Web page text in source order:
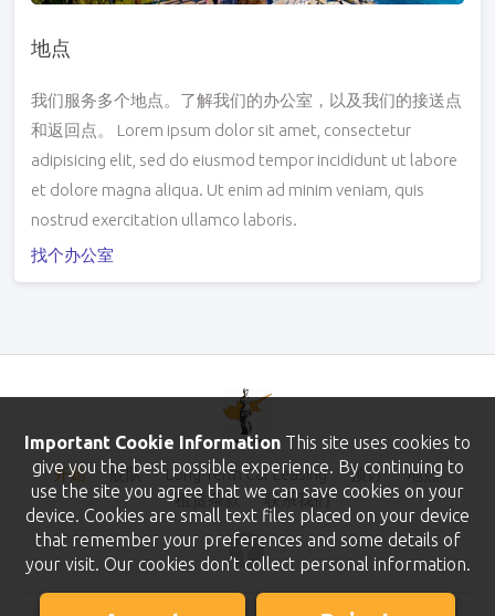
地点
我们服务多个地点。了解我们的办公室，以及我们的接送点
和返回点。 Lorem ipsum dolor sit amet, consectetur
adipisicing elit, sed do eiusmod tempor incididunt ut labore
et dolore magna aliqua. Ut enim ad minim veniam, quis
nostrud exercitation ullamco laboris.
找个办公室
开始 舰队 Long Term Car Leasing 预订
地点
租赁条款
联系我们
Important Cookie Information This site uses cookies to
give you the best possible experience. By continuing to
use the site you agree that we can save cookies on your
device. Cookies are small text files placed on your device
that remember your preferences and some details of
your visit. Our cookies don’t collect personal information.